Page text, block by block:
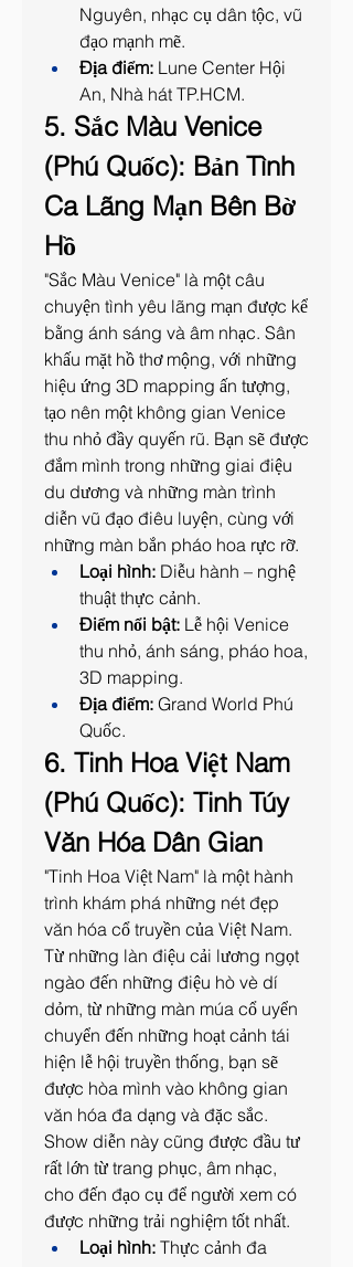
Nguyên, nhạc cụ dân tộc, vũ
đạo mạnh mẽ.
Địa điểm: Lune Center Hội
An, Nhà hát TP.HCM.
5. Sắc Màu Venice
(Phú Quốc): Bản Tình
Ca Lãng Mạn Bên Bờ
Hồ
"Sắc Màu Venice" là một câu
chuyện tình yêu lãng mạn được kể
bằng ánh sáng và âm nhạc. Sân
khấu mặt hồ thơ mộng, với những
hiệu ứng 3D mapping ấn tượng,
tạo nên một không gian Venice
thu nhỏ đầy quyến rũ. Bạn sẽ được
đắm mình trong những giai điệu
du dương và những màn trình
diễn vũ đạo điêu luyện, cùng với
những màn bắn pháo hoa rực rỡ.
Loại hình: Diễu hành – nghệ
thuật thực cảnh.
Điểm nổi bật: Lễ hội Venice
thu nhỏ, ánh sáng, pháo hoa,
3D mapping.
Địa điểm: Grand World Phú
Quốc.
6. Tinh Hoa Việt Nam
(Phú Quốc): Tinh Túy
Văn Hóa Dân Gian
"Tinh Hoa Việt Nam" là một hành
trình khám phá những nét đẹp
văn hóa cổ truyền của Việt Nam.
Từ những làn điệu cải lương ngọt
ngào đến những điệu hò vè dí
dỏm, từ những màn múa cổ uyển
chuyển đến những hoạt cảnh tái
hiện lễ hội truyền thống, bạn sẽ
được hòa mình vào không gian
văn hóa đa dạng và đặc sắc.
Show diễn này cũng được đầu tư
rất lớn từ trang phục, âm nhạc,
cho đến đạo cụ để người xem có
được những trải nghiệm tốt nhất.
Loại hình: Thực cảnh đa